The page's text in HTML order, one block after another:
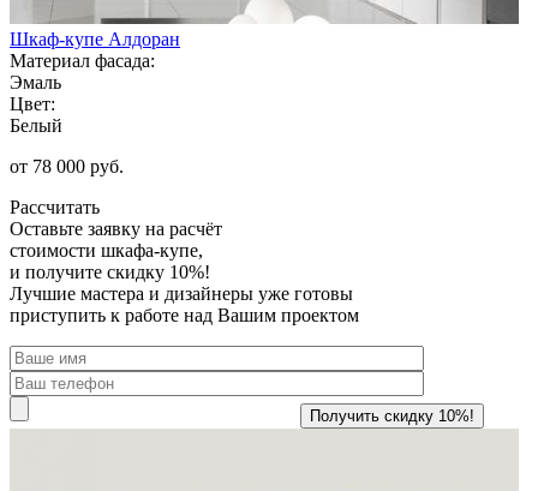
Шкаф-купе Алдоран
Материал фасада:
Эмаль
Цвет:
Белый
от 78 000 руб.
Рассчитать
Оставьте заявку на расчёт
стоимости шкафа-купе,
и получите скидку 10%!
Лучшие мастера и дизайнеры уже готовы
приступить к работе над Вашим проектом